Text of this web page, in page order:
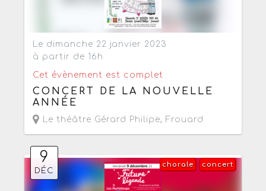
Le dimanche 22 janvier 2023
à partir de 16h
Cet évènement est complet
CONCERT DE LA NOUVELLE
ANNÉE
Le théâtre Gérard Philipe, Frouard
9
DÉC
concert
chorale